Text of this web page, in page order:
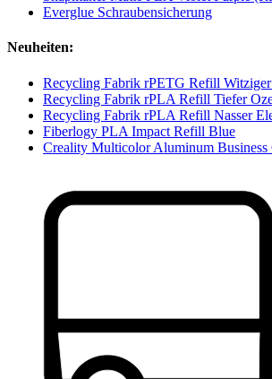
Everglue Schraubensicherung
Neuheiten:
Recycling Fabrik rPETG Refill
Recycling Fabrik rPLA Refill Tiefer
Recycling Fabrik rPLA Refill Nasser
Fiberlogy PLA Impact Refill Blue
Creality Multicolor Aluminum Business